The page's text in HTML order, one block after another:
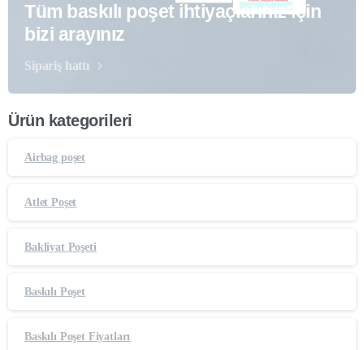
Tüm baskılı poşet ihtiyaçlarınız için
bizi arayınız
Sipariş hattı
Ürün kategorileri
Airbag poşet
Atlet Poşet
Bakliyat Poşeti
Baskılı Poşet
Baskılı Poşet Fiyatları